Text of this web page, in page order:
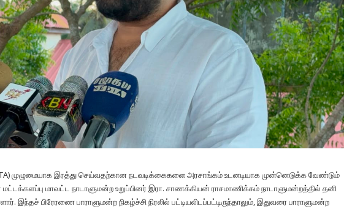
முழுமையாக இரத்து செய்வதற்கான நடவடிக்கைகளை அரசாங்கம் உடனடியாக முன்னெடுக்க வேண்டும்
மட்டக்களப்பு மாவட்ட நாடாளுமன்ற உறுப்பினர் இரா. சாணக்கியன் ராசமாணிக்கம் நாடாளுமன்றத்தில் தனி
இந்தச் பிரேரணை பாராளுமன்ற நிகழ்ச்சி நிரலில் பட்டியலிடப்பட்டிருந்தாலும், இதுவரை பாராளுமன்ற